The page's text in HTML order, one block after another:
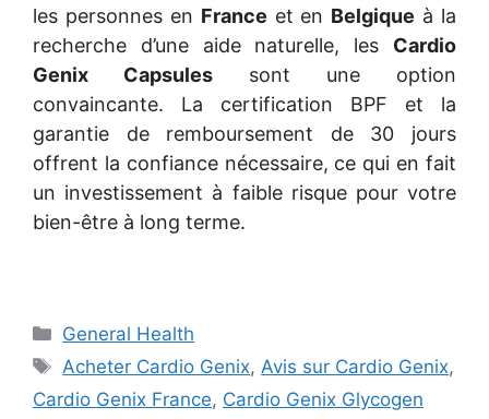
les personnes en France et en Belgique à la
recherche d’une aide naturelle, les Cardio
Genix Capsules sont une option
convaincante. La certification BPF et la
garantie de remboursement de 30 jours
offrent la confiance nécessaire, ce qui en fait
un investissement à faible risque pour votre
bien-être à long terme.
Categories
General Health
Tags
Acheter Cardio Genix, Avis sur Cardio Genix,
Cardio Genix France, Cardio Genix Glycogen